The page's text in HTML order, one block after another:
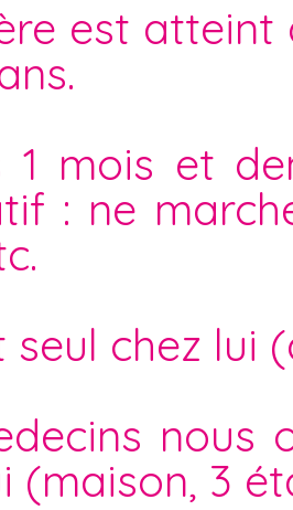
est atteint
1 mois et
: ne
seul chez lui
nous
(maison, 3